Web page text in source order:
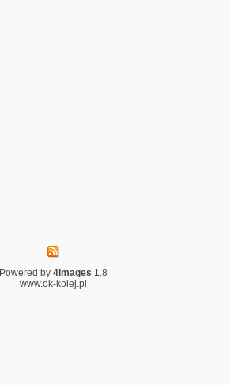
Powered by 4images 1.8
www.ok-kolej.pl